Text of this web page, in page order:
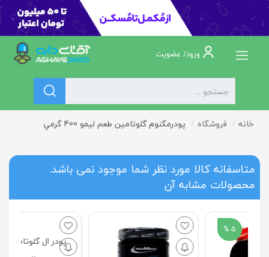
ورود/ عضویت
خانه فروشگاه پودرمگنوم گلوتامين طعم لیمو 400 گرمي
متاسفانه کالا مورد نظر شما موجود نمی باشد.
محصولات مشابه آن
پودر ال گلوتامین 5000